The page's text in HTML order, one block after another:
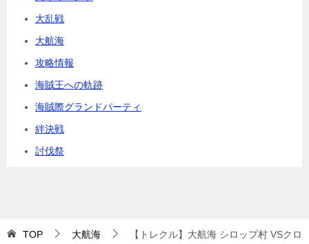
大乱戦
大航海
攻略情報
海賊王への軌跡
海賊際グランドパーティ
絆決戦
討伐祭
TOP 大航海 【トレクル】大航海 シロップ村 VSクロ